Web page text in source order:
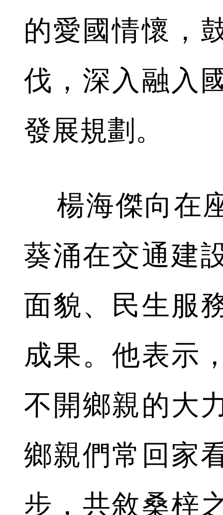
的愛國情懷，
伐，深入融入
發展規劃。
楊海傑向在
葵涌在交通建
面貌、民生服
成果。他表示
不開鄉親的大
鄉親們常回家
步，共敘桑梓